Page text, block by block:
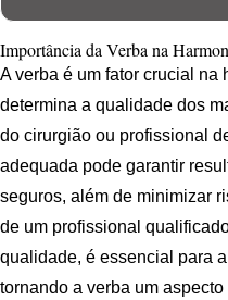
Importância da Verba na
A verba é um fator crucial na
determina a qualidade dos
do cirurgião ou profissional
adequada pode garantir
seguros, além de minimizar
de um profissional
qualidade, é essencial para
tornando a verba um